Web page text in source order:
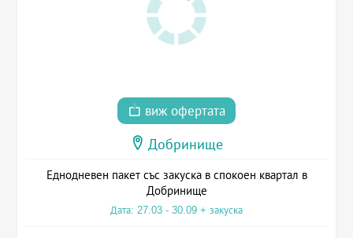
виж офертата
Добринище
Еднодневен пакет със закуска в спокоен квартал в
Добринище
Дата: 27.03 - 30.09 + закуска